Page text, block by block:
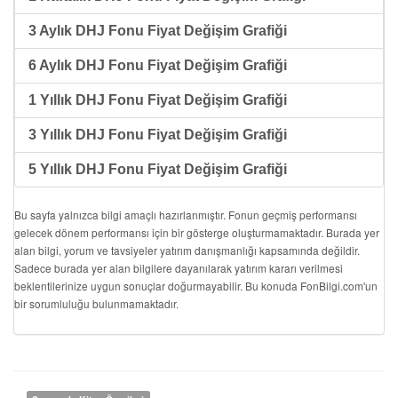
3 Aylık DHJ Fonu Fiyat Değişim Grafiği
6 Aylık DHJ Fonu Fiyat Değişim Grafiği
1 Yıllık DHJ Fonu Fiyat Değişim Grafiği
3 Yıllık DHJ Fonu Fiyat Değişim Grafiği
5 Yıllık DHJ Fonu Fiyat Değişim Grafiği
Bu sayfa yalnızca bilgi amaçlı hazırlanmıştır. Fonun geçmiş performansı
gelecek dönem performansı için bir gösterge oluşturmamaktadır. Burada yer
alan bilgi, yorum ve tavsiyeler yatırım danışmanlığı kapsamında değildir.
Sadece burada yer alan bilgilere dayanılarak yatırım kararı verilmesi
beklentilerinize uygun sonuçlar doğurmayabilir. Bu konuda FonBilgi.com'un
bir sorumluluğu bulunmamaktadır.